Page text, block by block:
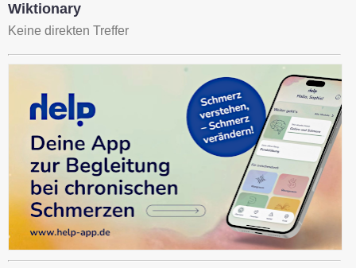
Wiktionary
Keine direkten Treffer